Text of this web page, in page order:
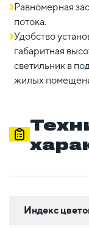
Равномерная
потока.
Удобство
габаритная
светильник в
жилых
Индекс